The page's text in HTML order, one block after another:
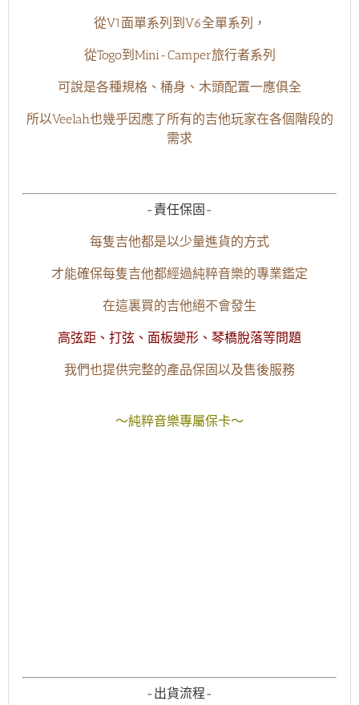
從V1面單系列到V6全單系列，
從Togo到Mini-Camper旅行者系列
可說是各種規格、桶身、木頭配置一應俱全
所以Veelah也幾乎因應了所有的吉他玩家在各個階段的
需求
-責任保固-
每隻吉他都是以少量進貨的方式
才能確保每隻吉他都經過純粹音樂的專業鑑定
在這裏買的吉他絕不會發生
高弦距、打弦、面板變形、琴橋脫落等問題
我們也提供完整的產品保固以及售後服務
～純粹音樂專屬保卡～
-出貨流程-